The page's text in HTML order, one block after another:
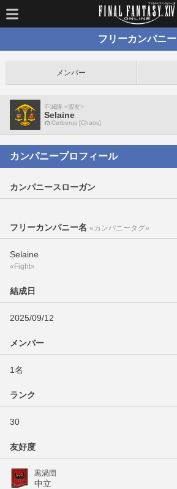
フリーカンパニー
メンバー
不滅隊 <盟友>
Selaine
Cerberus [Chaos]
カンパニープロフィール
カンパニースローガン
フリーカンパニー名 «カンパニータグ»
Selaine
«Fight»
結成日
2025/09/12
メンバー
1名
ランク
30
友好度
黒渦団
中立